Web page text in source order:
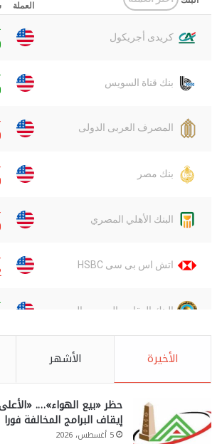
الأخيرة الأشهر
حظر «بيع الهواء»….
إيقاف البرامج المخالفة فورا
5 أغسطس، 2026